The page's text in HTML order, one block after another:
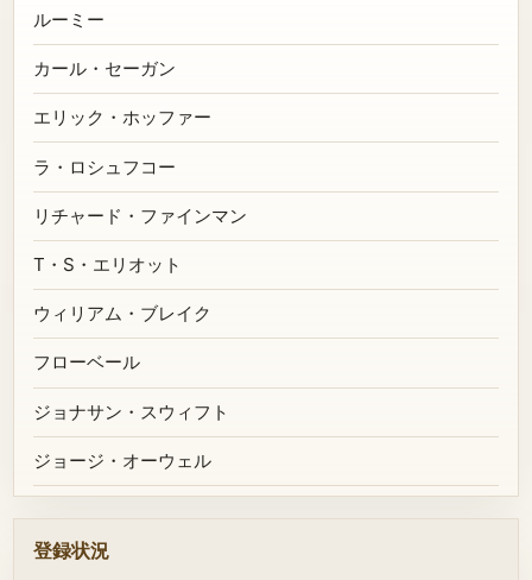
ルーミー
カール・セーガン
エリック・ホッファー
ラ・ロシュフコー
リチャード・ファインマン
T・S・エリオット
ウィリアム・ブレイク
フローベール
ジョナサン・スウィフト
ジョージ・オーウェル
登録状況